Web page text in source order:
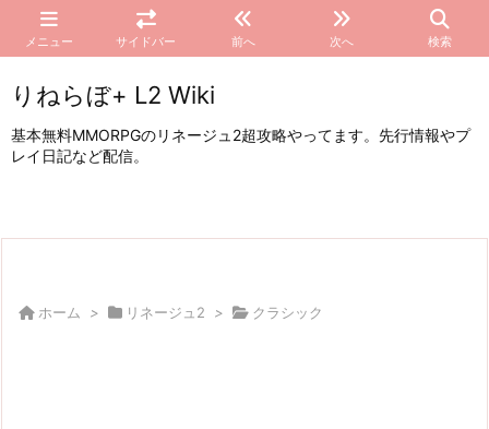
メニュー サイドバー 前へ 次へ 検索
りねらぼ+ L2 Wiki
基本無料MMORPGのリネージュ2超攻略やってます。先行情報やプ
レイ日記など配信。
ホーム > リネージュ2 > クラシック